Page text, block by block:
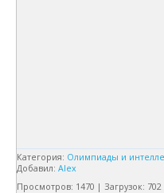
Категория: Олимпиады и
Добавил: Alex
Просмотров: 1470 | Загрузок: 702